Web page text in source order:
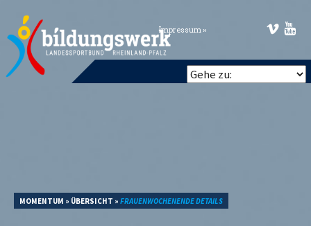
Impressum »
MOMENTUM » ÜBERSICHT » FRAUENWOCHENENDE DETAILS